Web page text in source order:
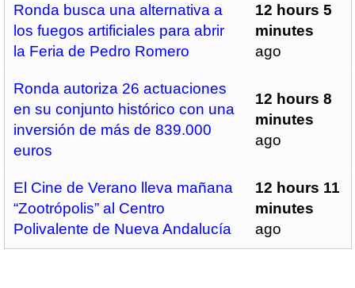
Ronda busca una alternativa a
los fuegos artificiales para abrir
la Feria de Pedro Romero
12 hours 5
minutes
ago
Ronda autoriza 26 actuaciones
en su conjunto histórico con una
inversión de más de 839.000
euros
12 hours 8
minutes
ago
El Cine de Verano lleva mañana
“Zootrópolis” al Centro
Polivalente de Nueva Andalucía
12 hours 11
minutes
ago